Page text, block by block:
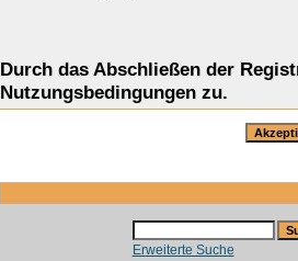
Durch das Abschließen der
Nutzungsbedingungen zu.
Erweiterte Suche